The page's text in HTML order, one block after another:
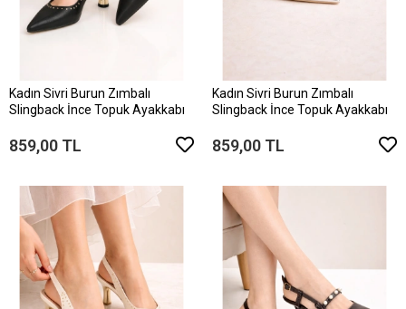
Kadın Sivri Burun Zımbalı
Slingback İnce Topuk Ayakkabı
859,00 TL
Kadın Sivri Burun Zımbalı
Slingback İnce Topuk Ayakkabı
859,00 TL